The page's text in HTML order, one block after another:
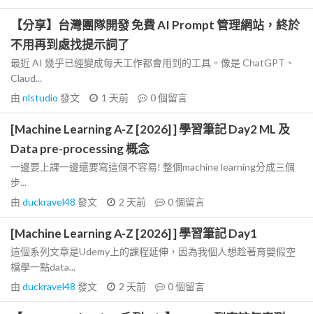
【分享】台灣團隊開發 免費 AI Prompt 管理網站，終於
不用再到處找提示詞了
最近 AI 幾乎已經變成每天工作都會用到的工具。像是 ChatGPT、
Claud...
由 nlstudio 發文 1 天前 0個留言
[Machine Learning A-Z [2026] ] 學習筆記 Day2 ML 及
Data pre-processing 概念
一邊要上課一邊還要寫這個不容易! 整個machine learning分成三個
步...
由 duckravel48 發文 2 天前 0個留言
[Machine Learning A-Z [2026] ] 學習筆記 Day1
這個系列文章是Udemy上的課程延伸，因為我個人想趁著育嬰假空
檔學一點data...
由 duckravel48 發文 2 天前 0個留言